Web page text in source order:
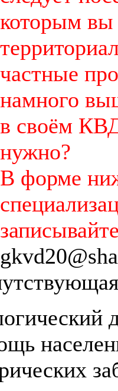
которым
частные
намного
в своём
нужно?
В форме